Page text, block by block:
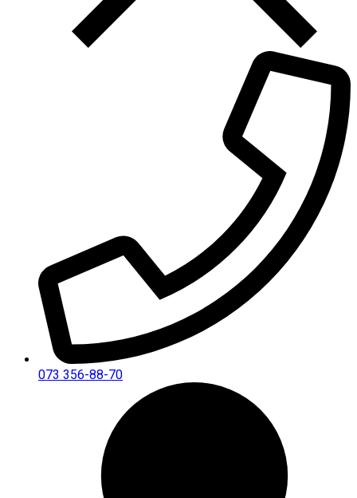
073 356-88-70